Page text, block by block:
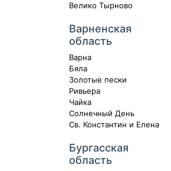
Велико Тырново
Варненская
область
Варна
Бяла
Золотые пески
Ривьера
Чайка
Солнечный День
Св. Константин и Елена
Бургасская
область